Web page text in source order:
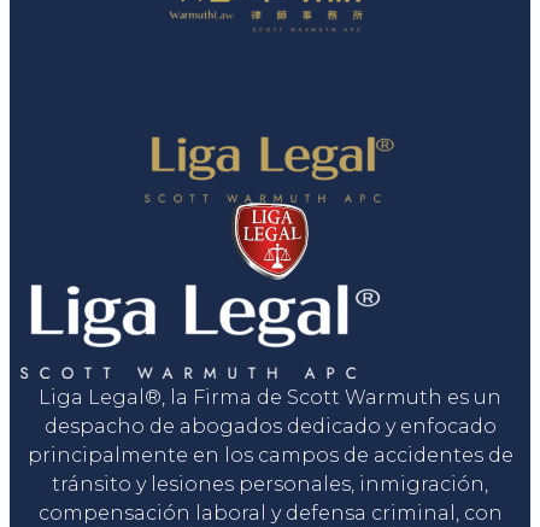
Liga Legal®, la Firma de Scott Warmuth es un
despacho de abogados dedicado y enfocado
principalmente en los campos de accidentes de
tránsito y lesiones personales, inmigración,
compensación laboral y defensa criminal, con